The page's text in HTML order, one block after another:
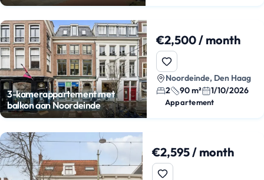
3-kamerappartement met
balkon aan Noordeinde
€2,500 / month
Noordeinde, Den Haag
2
90 m² 1/10/2026
Appartement
€2,595 / month